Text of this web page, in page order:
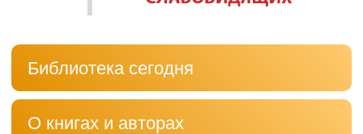
Библиотека сегодня
О книгах и авторах